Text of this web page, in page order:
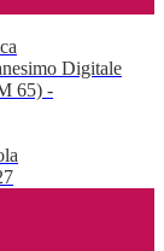
Digitale
65) -